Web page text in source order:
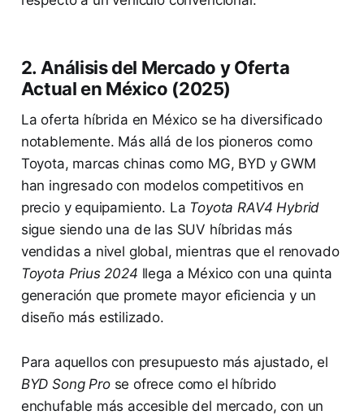
2. Análisis del Mercado y Oferta
Actual en México (2025)
La oferta híbrida en México se ha diversificado
notablemente. Más allá de los pioneros como
Toyota, marcas chinas como MG, BYD y GWM
han ingresado con modelos competitivos en
precio y equipamiento. La Toyota RAV4 Hybrid
sigue siendo una de las SUV híbridas más
vendidas a nivel global, mientras que el renovado
Toyota Prius 2024 llega a México con una quinta
generación que promete mayor eficiencia y un
diseño más estilizado.
Para aquellos con presupuesto más ajustado, el
BYD Song Prose ofrece como el híbrido
enchufable más accesible del mercado, con un